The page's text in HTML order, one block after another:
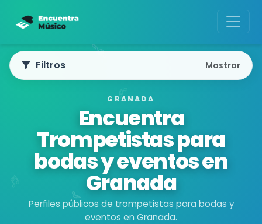
GRANADA
Encuentra
Trompetistas para
bodas y eventos en
Granada
Perfiles públicos de trompetistas para bodas y
eventos en Granada.
Filtros Mostrar